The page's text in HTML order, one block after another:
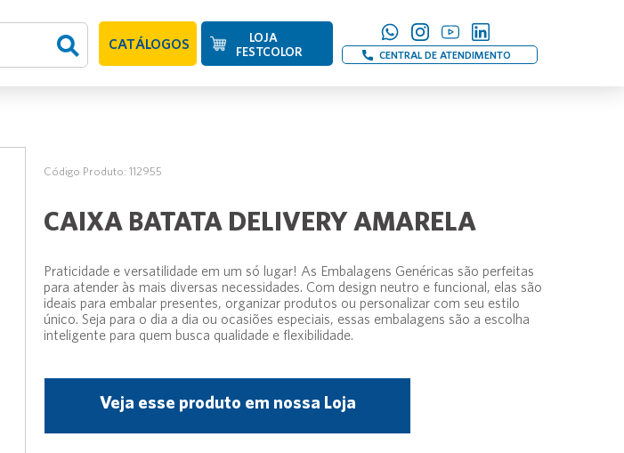
CATÁLOGOS
LOJA
FESTCOLOR
CENTRAL DE ATENDIMENTO
Código Produto: 112955
CAIXA BATATA DELIVERY AMARELA
Praticidade e versatilidade em um só lugar! As Embalagens Genéricas são perfeitas
para atender às mais diversas necessidades. Com design neutro e funcional, elas são
ideais para embalar presentes, organizar produtos ou personalizar com seu estilo
único. Seja para o dia a dia ou ocasiões especiais, essas embalagens são a escolha
inteligente para quem busca qualidade e flexibilidade.
Veja esse produto em nossa Loja